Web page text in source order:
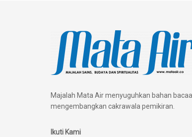
Majalah Mata Air menyuguhkan bahan
mengembangkan cakrawala pemikiran.
Ikuti Kami